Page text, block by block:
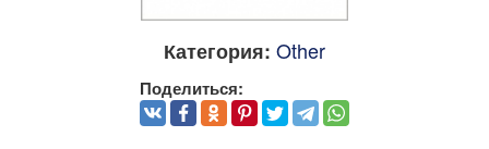
Категория: Other
Поделиться: